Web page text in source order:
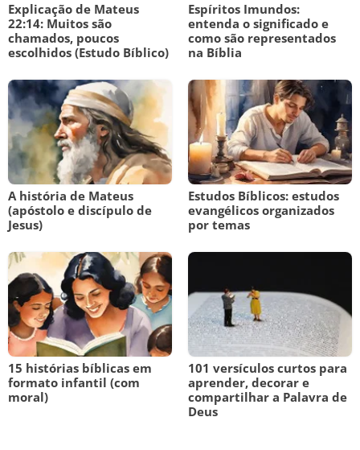
Explicação de Mateus
22:14: Muitos são
chamados, poucos
escolhidos (Estudo Bíblico)
Espíritos Imundos:
entenda o significado e
como são representados
na Bíblia
A história de Mateus
(apóstolo e discípulo de
Jesus)
Estudos Bíblicos: estudos
evangélicos organizados
por temas
15 histórias bíblicas em
formato infantil (com
moral)
101 versículos curtos para
aprender, decorar e
compartilhar a Palavra de
Deus